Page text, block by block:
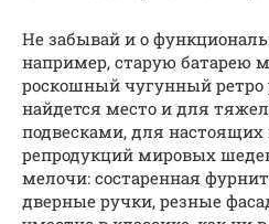
Не забывай и о
например, старую батарею
роскошный чугунный ретро
найдется место и для
подвесками, для настоящих
репродукций мировых
мелочи: состаренная
дверные ручки, резные